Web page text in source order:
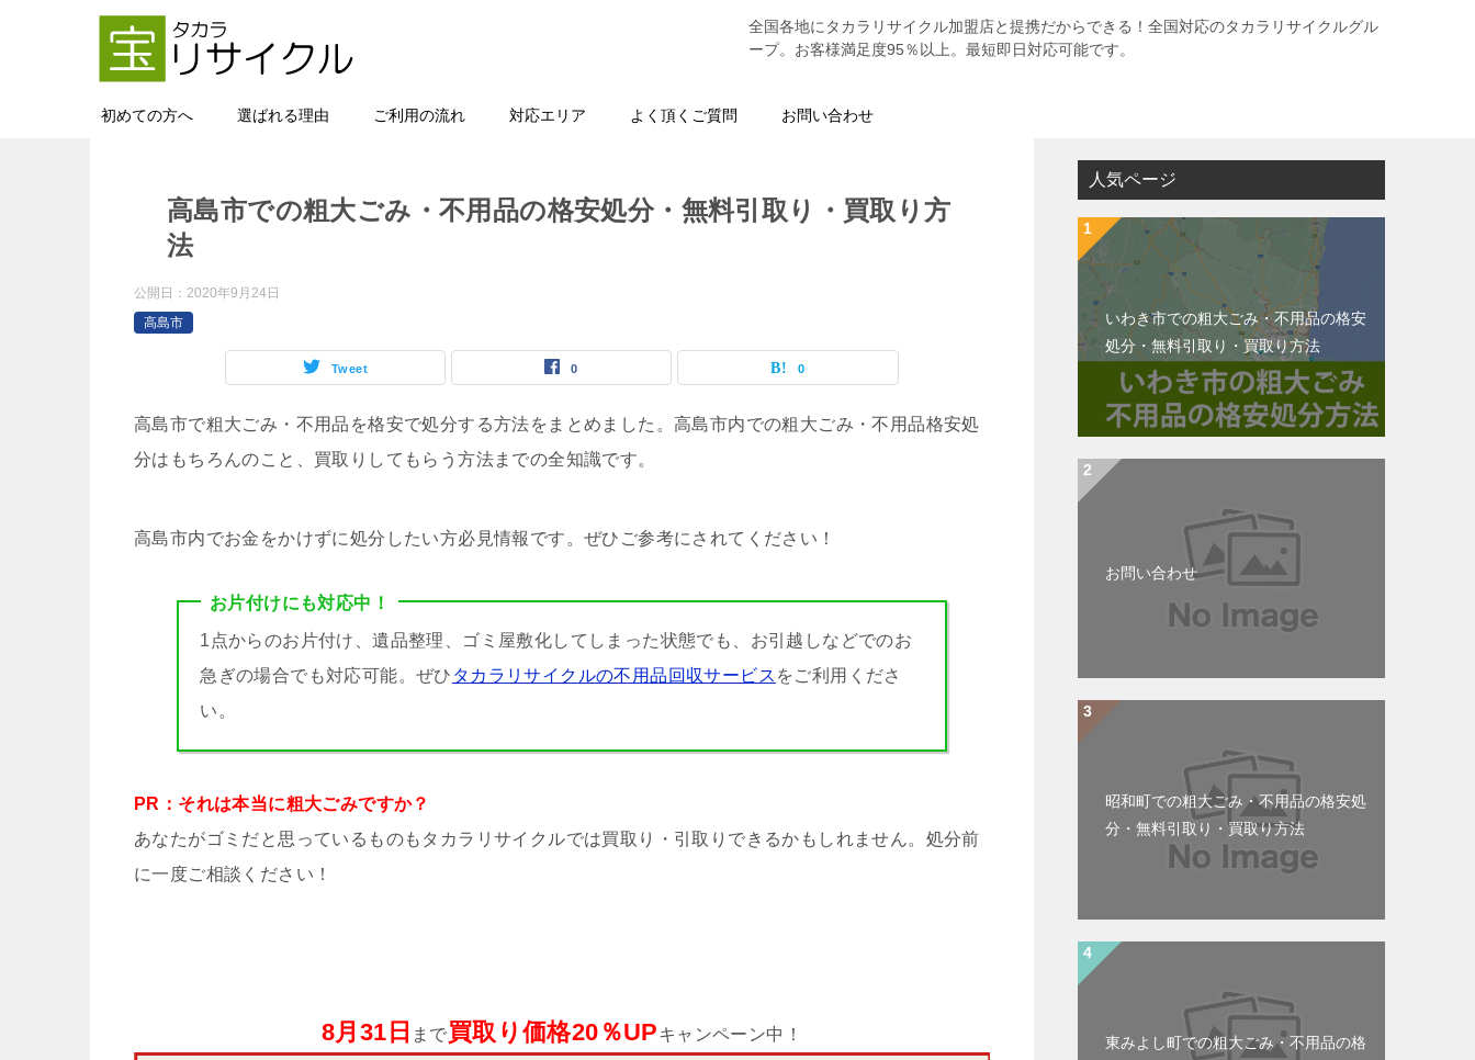
全国各地にタカラリサイクル加盟店と提携だからできる！全国対応のタカラリサイクルグル
ープ。お客様満足度95％以上。最短即日対応可能です。
初めての方へ 選ばれる理由 ご利用の流れ 対応エリア よく頂くご質問 お問い合わせ
高島市での粗大ごみ・不用品の格安処分・無料引取り・買取り方
法
公開日： 2020年9月24日
高島市
Tweet 0 0
高島市で粗大ごみ・不用品を格安で処分する方法をまとめました。高島市内での粗大ごみ・不用品格安処
分はもちろんのこと、買取りしてもらう方法までの全知識です。
高島市内でお金をかけずに処分したい方必見情報です。ぜひご参考にされてください！
お片付けにも対応中！
1点からのお片付け、遺品整理、ゴミ屋敷化してしまった状態でも、お引越しなどでのお
急ぎの場合でも対応可能。ぜひ タカラリサイクルの不用品回収サービス をご利用くださ
い。
PR：それは本当に粗大ごみですか？
あなたがゴミだと思っているものもタカラリサイクルでは買取り・引取りできるかもしれません。処分前
に一度ご相談ください！
8月31日 まで買取り価格20％UPキャンペーン中！
人気ページ
いわき市での粗大ごみ・不用品の格安
処分・無料引取り・買取り方法
お問い合わせ
昭和町での粗大ごみ・不用品の格安処
分・無料引取り・買取り方法
東みよし町での粗大ごみ・不用品の格